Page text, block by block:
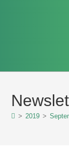
> 2019 >